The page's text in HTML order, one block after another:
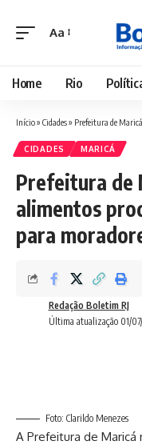
Font
Aa
Home Rio
Início» Cidades» Prefeitura de Maricá
CIDADES MARICÁ
Prefeitura de
alimentos
para
Última atualização 01/
Redação Boletim RJ
Foto: Clarildo Menezes
A Prefeitura de Maricá